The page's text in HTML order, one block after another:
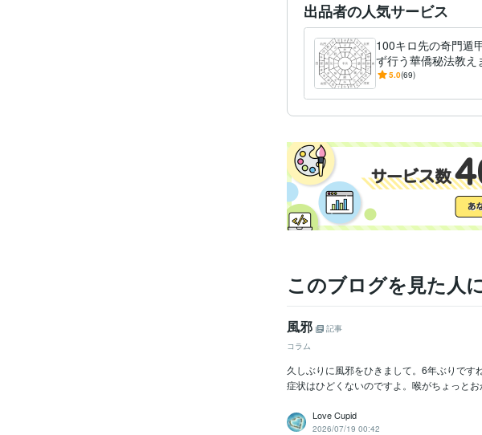
出品者の人気サービス
100キロ先の奇門遁
ず行う華僑秘法教え
伝☆遠方へ旅行しな
5.0(69)
このブログを見た人
風邪
記事
コラム
久しぶりに風邪をひきまして。6年ぶりで
症状はひどくないのですよ。喉がちょっと
Love Cupid
2026/07/19 00:42